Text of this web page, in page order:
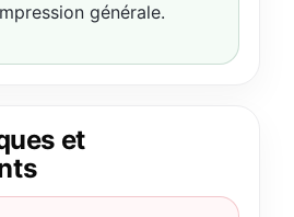
générale.
et